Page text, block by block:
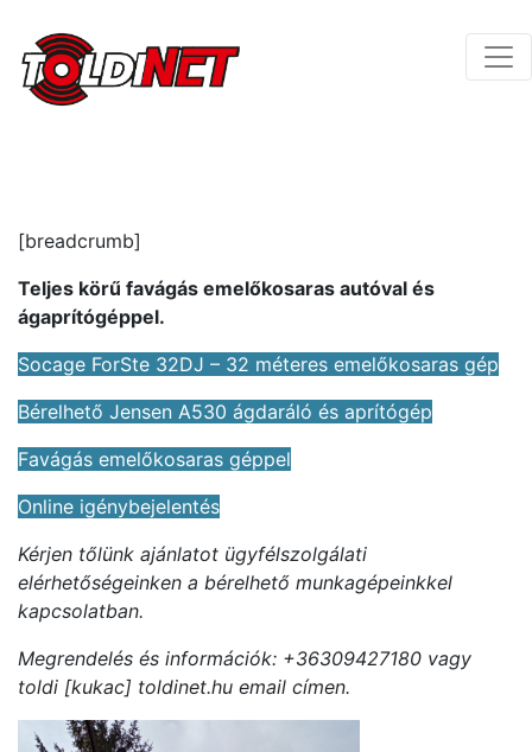
[breadcrumb]
Teljes körű favágás emelőkosaras autóval és
ágaprítógéppel.
Socage ForSte 32DJ – 32 méteres emelőkosaras gép
Bérelhető Jensen A530 ágdaráló és aprítógép
Favágás emelőkosaras géppel
Online igénybejelentés
Kérjen tőlünk ajánlatot ügyfélszolgálati
elérhetőségeinken a bérelhető munkagépeinkkel
kapcsolatban.
Megrendelés és információk: +36309427180 vagy
toldi [kukac] toldinet.hu email címen.